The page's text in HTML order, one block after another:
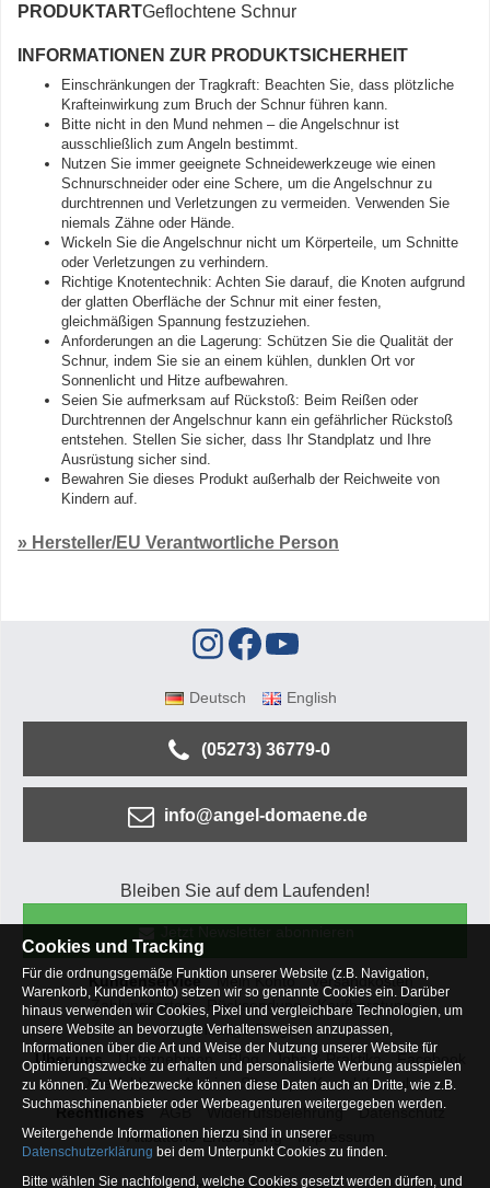
PRODUKTARTGeflochtene Schnur
INFORMATIONEN ZUR PRODUKTSICHERHEIT
Einschränkungen der Tragkraft: Beachten Sie, dass plötzliche
Krafteinwirkung zum Bruch der Schnur führen kann.
Bitte nicht in den Mund nehmen – die Angelschnur ist
ausschließlich zum Angeln bestimmt.
Nutzen Sie immer geeignete Schneidewerkzeuge wie einen
Schnurschneider oder eine Schere, um die Angelschnur zu
durchtrennen und Verletzungen zu vermeiden. Verwenden Sie
niemals Zähne oder Hände.
Wickeln Sie die Angelschnur nicht um Körperteile, um Schnitte
oder Verletzungen zu verhindern.
Richtige Knotentechnik: Achten Sie darauf, die Knoten aufgrund
der glatten Oberfläche der Schnur mit einer festen,
gleichmäßigen Spannung festzuziehen.
Anforderungen an die Lagerung: Schützen Sie die Qualität der
Schnur, indem Sie sie an einem kühlen, dunklen Ort vor
Sonnenlicht und Hitze aufbewahren.
Seien Sie aufmerksam auf Rückstoß: Beim Reißen oder
Durchtrennen der Angelschnur kann ein gefährlicher Rückstoß
entstehen. Stellen Sie sicher, dass Ihr Standplatz und Ihre
Ausrüstung sicher sind.
Bewahren Sie dieses Produkt außerhalb der Reichweite von
Kindern auf.
» Hersteller/EU Verantwortliche Person
Deutsch English
(05273) 36779-0
info@angel-domaene.de
Bleiben Sie auf dem Laufenden!
Kundenservice Mein Konto
Versandkosten
Zahlungsarten
Rücksendung
Kaufberatung
Häufige Fragen
Über uns
Unternehmen Blog Jobs & Praktika
Facebook
Osterfeldsee
Archiv Sitemap
Kontaktformular
Rechtliches
AGB Widerrufsbelehrung
Datenschutz
Altbatterie-Entsorgung
Impressum
Cookies und Tracking
Für die ordnungsgemäße Funktion unserer Website (z.B. Navigation,
Warenkorb, Kundenkonto) setzen wir so genannte Cookies ein. Darüber
hinaus verwenden wir Cookies, Pixel und vergleichbare Technologien, um
unsere Website an bevorzugte Verhaltensweisen anzupassen,
Informationen über die Art und Weise der Nutzung unserer Website für
Optimierungszwecke zu erhalten und personalisierte Werbung ausspielen
zu können. Zu Werbezwecke können diese Daten auch an Dritte, wie z.B.
Suchmaschinenanbieter oder Werbeagenturen weitergegeben werden.
Weitergehende Informationen hierzu sind in unserer
Datenschutzerklärung bei dem Unterpunkt Cookies zu finden.
Bitte wählen Sie nachfolgend, welche Cookies gesetzt werden dürfen, und